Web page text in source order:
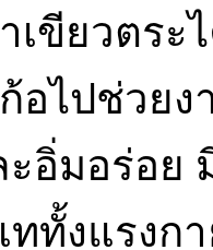
เขียวตระ
อไปช่วยง
ะอิ่มอร่อย
ททั้งแรงก